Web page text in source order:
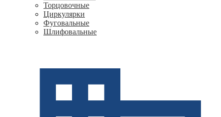
Торцовочные
Циркулярки
Фуговальные
Шлифовальные